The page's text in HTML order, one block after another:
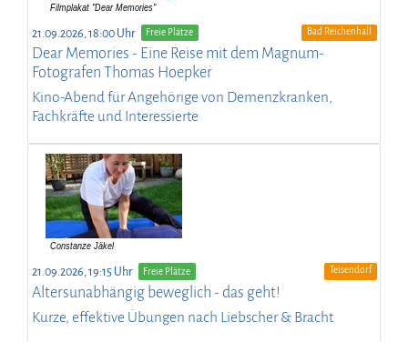
21.09.2026, 18:00 Uhr Freie Plätze Bad Reichenhall
Dear Memories - Eine Reise mit dem Magnum-
Fotografen Thomas Hoepker
Kino-Abend für Angehörige von Demenzkranken,
Fachkräfte und Interessierte
21.09.2026, 19:15 Uhr Freie Plätze Teisendorf
Altersunabhängig beweglich - das geht!
Kurze, effektive Übungen nach Liebscher & Bracht